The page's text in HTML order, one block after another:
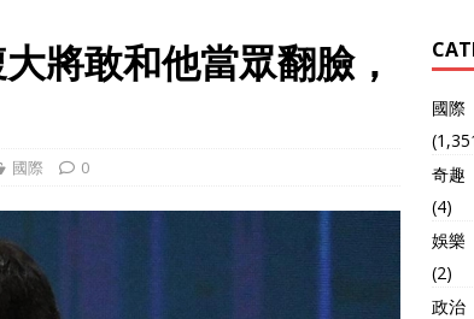
將敢和他當眾翻臉，
國際 0
國際
奇趣
(4)
娛樂
(2)
政治